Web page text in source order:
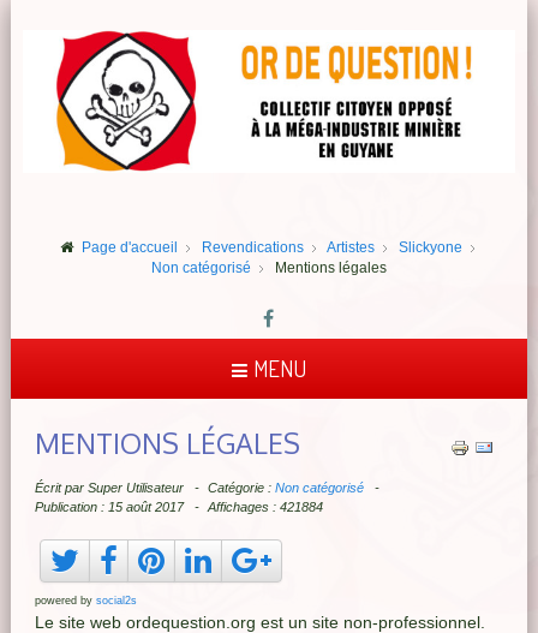
Page d'accueil Revendications Artistes
Slickyone
Non catégorisé
Mentions légales
MENU
MENTIONS LÉGALES
Écrit par Super Utilisateur Catégorie : Non catégorisé
Publication : 15 août 2017
Affichages : 421884
powered by social2s
Le site web ordequestion.org est un site non-professionnel.